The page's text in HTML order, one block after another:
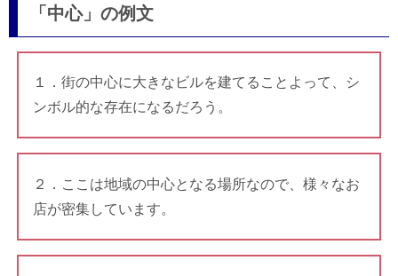
「中心」の例文
１．街の中心に大きなビルを建てることよって、シ
ンボル的な存在になるだろう。
２．ここは地域の中心となる場所なので、様々なお
店が密集しています。